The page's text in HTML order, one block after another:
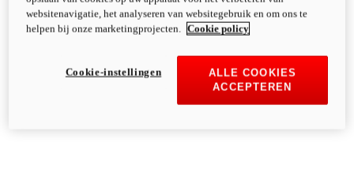
websitenavigatie, het analyseren van websitegebruik en om ons te
helpen bij onze marketingprojecten.
Cookie policy
ALLE COOKIES
ACCEPTEREN
Cookie-instellingen